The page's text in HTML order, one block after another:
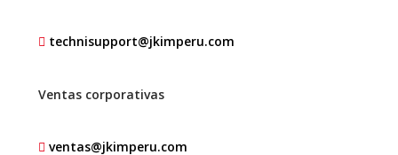
technisupport@jkimperu.com
Ventas corporativas
ventas@jkimperu.com